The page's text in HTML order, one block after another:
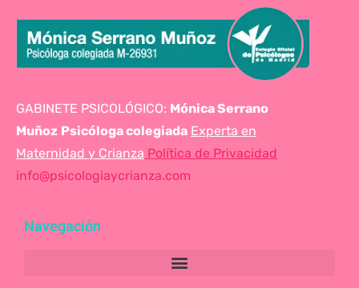
GABINETE PSICOLÓGICO: Mónica Serrano
Muñoz Psicóloga colegiada Experta en
Maternidad y Crianza Política de Privacidad
info@psicologiaycrianza.com
Navegación